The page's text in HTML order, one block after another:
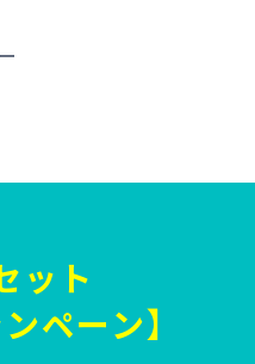
ット
ペーン】